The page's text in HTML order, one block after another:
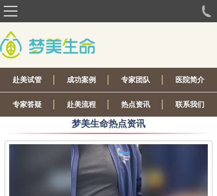
赴美试管 成功案例 专家团队 医院简介
专家答疑 赴美流程 热点资讯 联系我们
梦美生命热点资讯